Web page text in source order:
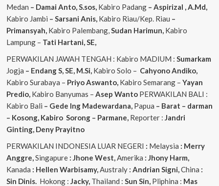
Medan – Damai Anto, S.sos, Kabiro Padang– Aspirizal , A.Md,
Kabiro Jambi – Sarsani Anis, Kabiro Riau/Kep. Riau –
Primansyah, Kabiro Palembang,Sudan Harimun, Kabiro
Lampung – Tati Hartani, SE,
PERWAKILAN JAWAH TENGAH : Kabiro MADIUM : Sumarkam
Jogja – Endang S, SE, M.Si, Kabiro Solo – CahyonoAndiko,
Kabiro Surabaya – PriyoAswanto, Kabiro Semarang – Yayan
Predio, Kabiro Banyumas – Asep WantoPERWAKILAN BALI :
Kabiro Bali – Gede Ing Madewardana, Papua – Barat – darman
– Kosong, Kabiro Sorong – Parmane, Reporter : Jandri
Ginting, Deny Prayitno
PERWAKILAN INDONESIA LUAR NEGERI : Melaysia : Merry
Anggre,Singapure: Jhone West,Amerika : Jhony Harm,
Kanada : Hellen Warbisamy,Australy : Andrian Signi,China :
Sin Dinis. Hokong : Jacky, Thailand : Sun Sin, Pliphina : Mas